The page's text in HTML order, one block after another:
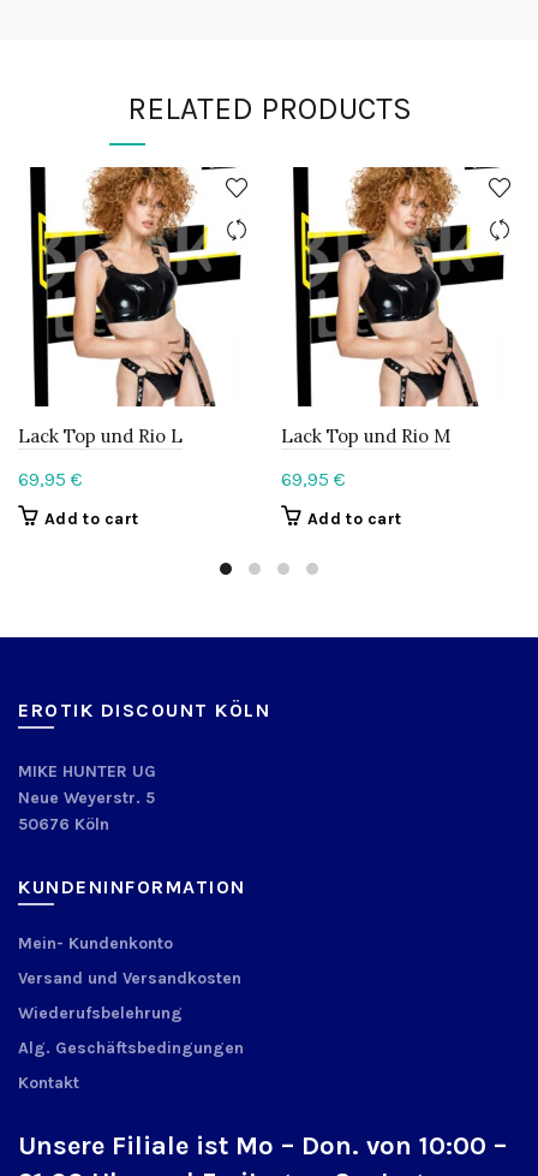
RELATED PRODUCTS
Lack Top und Rio L
69,95 €
Add to cart
Lack Top und Rio M
69,95 €
Add to cart
EROTIK DISCOUNT KÖLN
MIKE HUNTER UG
Neue Weyerstr. 5
50676 Köln
KUNDENINFORMATION
Mein- Kundenkonto
Versand und Versandkosten
Wiederufsbelehrung
Alg. Geschäftsbedingungen
Kontakt
Unsere Filiale ist Mo – Don. von 10:00 –